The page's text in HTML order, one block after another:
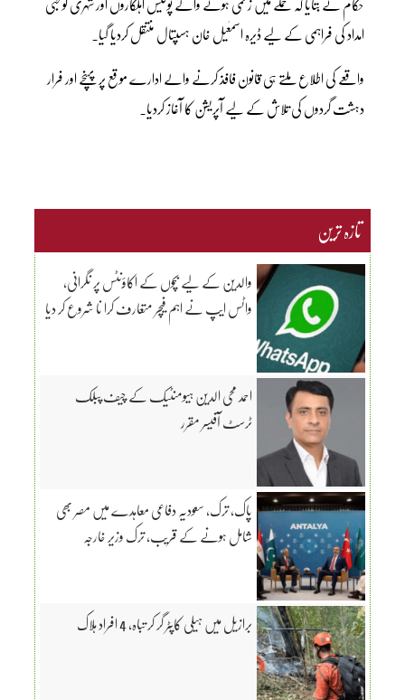
امداد کی فراہمی کے لیے ڈیرہ اسمٰعیل خان ہسپتال منتقل کردیا گیا۔
واقعے کی اطلاع ملتے ہی قانون فافذ کرنے والے ادارے موقع پر پہنچے اور فرار
دہشت گردوں کی تلاش کے لیے آپریشن کا آغاز کردیا۔
تازہ ترین
والدین کے لیے بچوں کے اکاؤنٹس پر نگرانی،
واٹس ایپ نے اہم فیچر متعارف کرا نا شروع کر دیا
احمد محی الدین ہیومنٹیک کے چیف پبلک
ٹرسٹ آفیسر مقرر
پاک، ترک، سعودیہ دفاعی معاہدے میں مصر بھی
شامل ہونے کے قریب، ترک وزیر خارجہ
برازیل میں ہیلی کاپٹر گر کر تباہ، 4 افراد ہلاک